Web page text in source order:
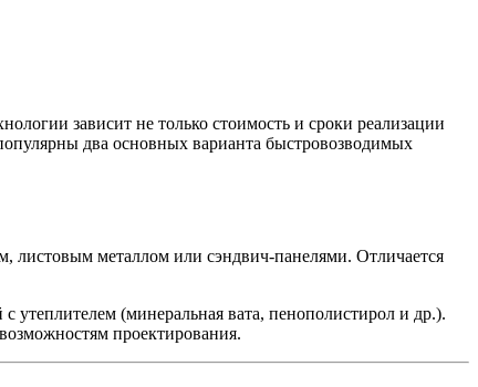
зависит не только стоимость и сроки реализации
два основных варианта быстровозводимых
листовым металлом или сэндвич-панелями. Отличается
(минеральная вата, пенополистирол и др.).
проектирования.